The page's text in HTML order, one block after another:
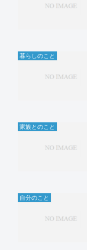
暮らしのこと
家族とのこと
自分のこと